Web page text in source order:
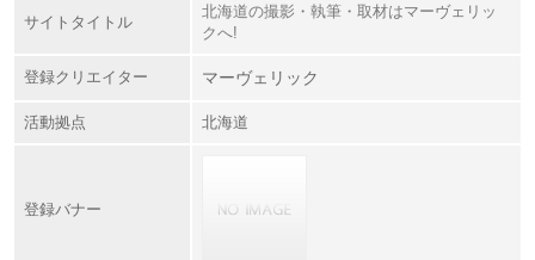
サイトタイトル
北海道の撮影・執筆・取材はマーヴェリッ
クへ!
登録クリエイター マーヴェリック
活動拠点 北海道
登録バナー